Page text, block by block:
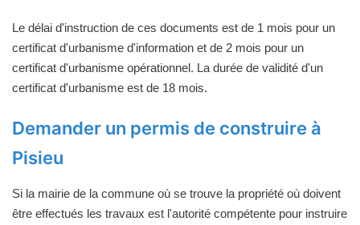
Le délai d'instruction de ces documents est de 1 mois pour un
certificat d'urbanisme d'information et de 2 mois pour un
certificat d'urbanisme opérationnel. La durée de validité d'un
certificat d'urbanisme est de 18 mois.
Demander un permis de construire à
Pisieu
Si la mairie de la commune où se trouve la propriété où doivent
être effectués les travaux est l'autorité compétente pour instruire